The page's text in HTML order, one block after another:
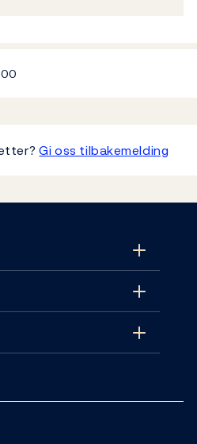
Gi oss tilbakemelding